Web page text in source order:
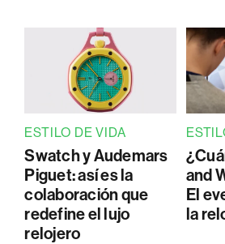
ESTILO DE VIDA
Swatch y Audemars
Piguet: así es la
colaboración que
redefine el lujo
relojero
and
El
la